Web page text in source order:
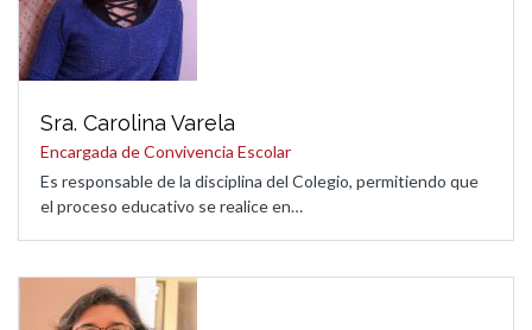
Sra. Carolina Varela
Encargada de Convivencia Escolar
Es responsable de la disciplina del Colegio, permitiendo que
el proceso educativo se realice en…